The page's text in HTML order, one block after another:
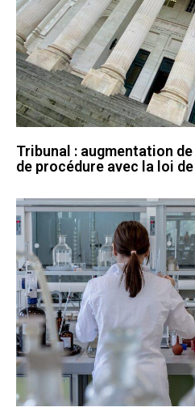
Tribunal : augmentation
de procédure avec la loi